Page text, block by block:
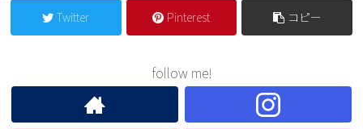
Twitter Pinterest コピー
follow me!